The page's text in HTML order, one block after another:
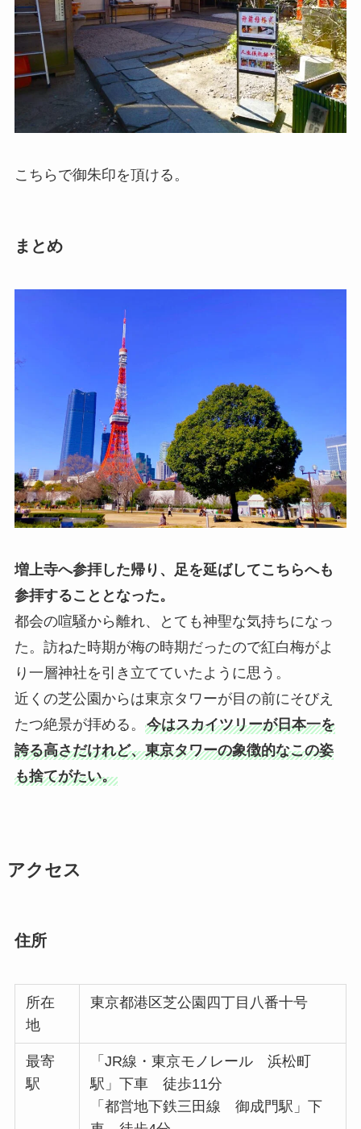
こちらで御朱印を頂ける。
まとめ
増上寺へ参拝した帰り、足を延ばしてこちらへも
参拝することとなった。
都会の喧騒から離れ、とても神聖な気持ちになっ
た。訪ねた時期が梅の時期だったので紅白梅がよ
り一層神社を引き立てていたように思う。
近くの芝公園からは東京タワーが目の前にそびえ
たつ絶景が拝める。 今はスカイツリーが日本一を
誇る高さだけれど、東京タワーの象徴的なこの姿
も捨てがたい。
アクセス
住所
所在
地
東京都港区芝公園四丁目八番十号
最寄
駅
「JR線・東京モノレール 浜松町
駅」下車 徒歩11分
「都営地下鉄三田線 御成門駅」下